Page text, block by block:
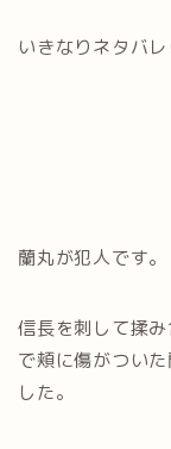
いきなりネタバレ
蘭丸が犯人です
信長を刺して揉
で頬に傷がつい
した。